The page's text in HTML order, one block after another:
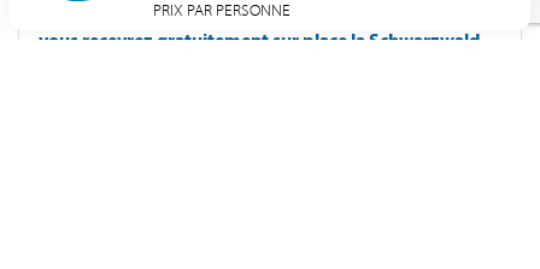
PRIX PAR PERSONNE
Si vous réservez dans l'un de nos hôtels partenaires,
vous recevrez gratuitement sur place la Schwarzwald-